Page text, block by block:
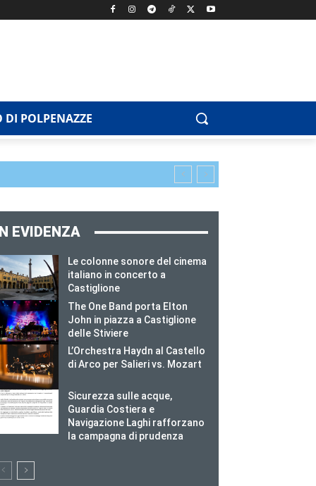
DI POLPENAZZE
EVIDENZA
Le colonne sonore del cinema
italiano in concerto a
Castiglione
The One Band porta Elton
John in piazza a Castiglione
delle Stiviere
L’Orchestra Haydn al Castello
di Arco per Salieri vs. Mozart
Sicurezza sulle acque,
Guardia Costiera e
Navigazione Laghi rafforzano
la campagna di prudenza